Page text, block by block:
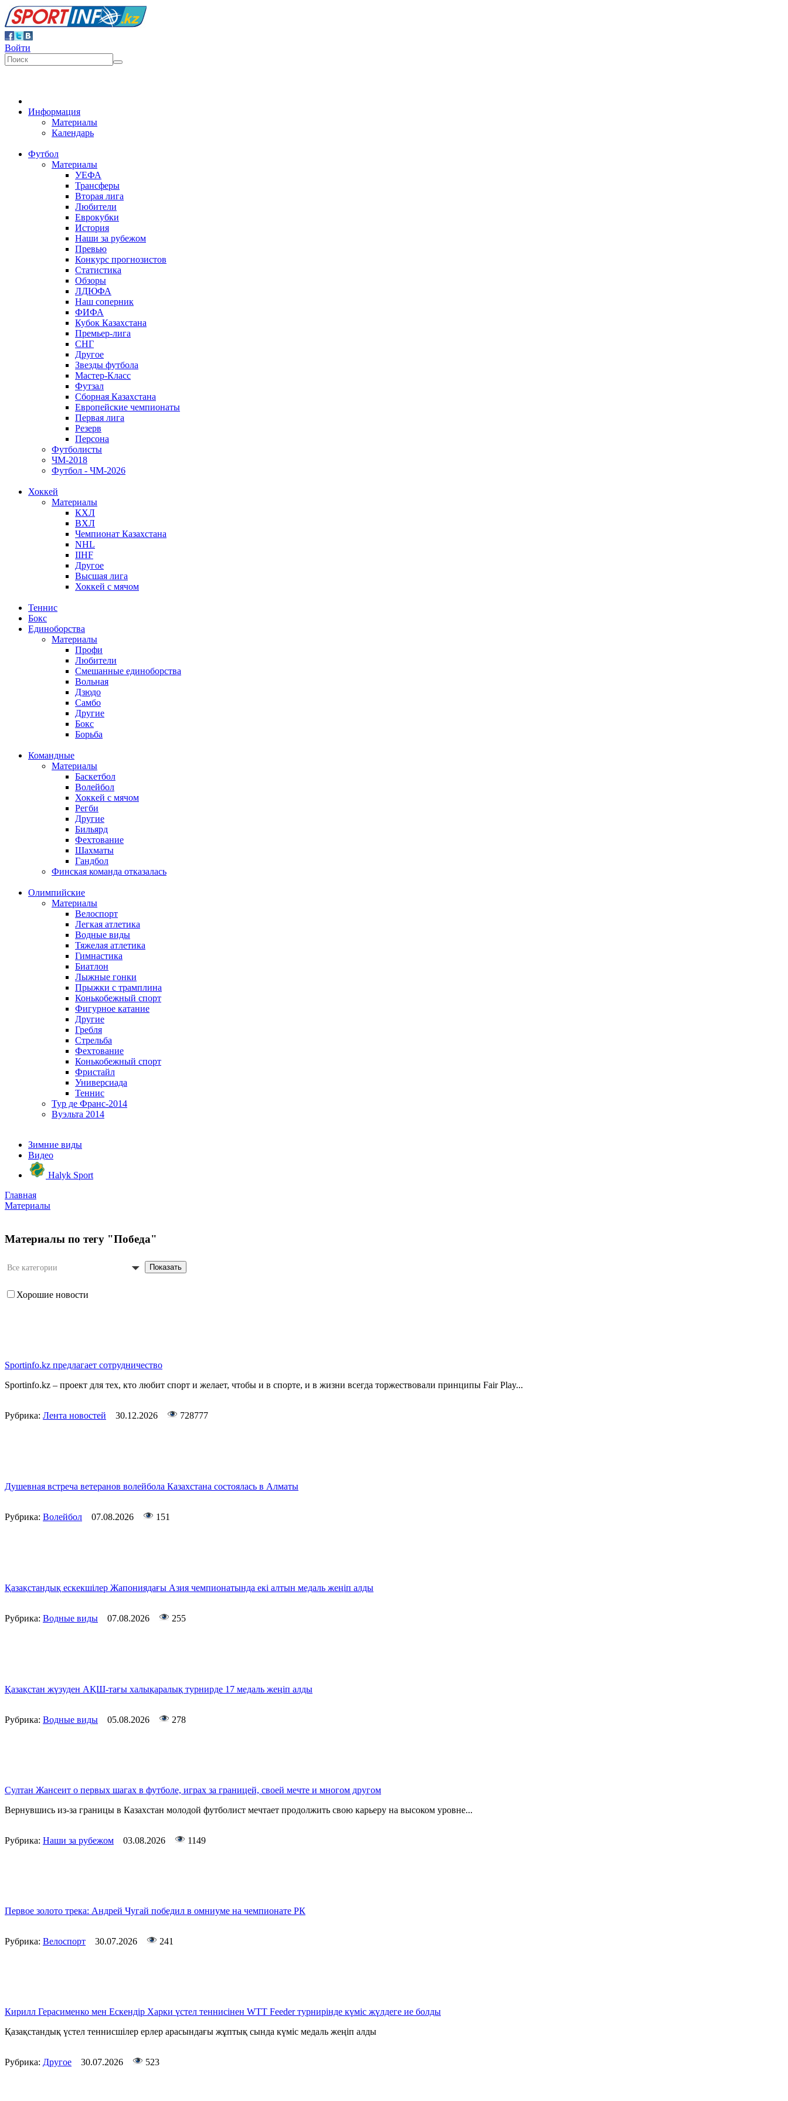
Войти
Информация
Материалы
Календарь
Футбол
Материалы
УЕФА
Трансферы
Вторая лига
Любители
Еврокубки
История
Наши за рубежом
Превью
Конкурс прогнозистов
Статистика
Обзоры
ЛДЮФА
Наш соперник
ФИФА
Кубок Казахстана
Премьер-лига
СНГ
Другое
Звезды футбола
Мастер-Класс
Футзал
Сборная Казахстана
Европейские чемпионаты
Первая лига
Резерв
Персона
Футболисты
ЧМ-2018
Футбол - ЧМ-2026
Хоккей
Материалы
КХЛ
ВХЛ
Чемпионат Казахстана
NHL
IIHF
Другое
Высшая лига
Хоккей с мячом
Теннис
Бокс
Единоборства
Материалы
Профи
Любители
Смешанные единоборства
Вольная
Дзюдо
Самбо
Другие
Бокс
Борьба
Командные
Материалы
Баскетбол
Волейбол
Хоккей с мячом
Регби
Другие
Бильярд
Фехтование
Шахматы
Гандбол
Финская команда отказалась
Олимпийские
Материалы
Велоспорт
Легкая атлетика
Водные виды
Тяжелая атлетика
Гимнастика
Биатлон
Лыжные гонки
Прыжки с трамплина
Конькобежный спорт
Фигурное катание
Другие
Гребля
Стрельба
Фехтование
Конькобежный спорт
Фристайл
Универсиада
Теннис
Тур де Франс-2014
Вуэльта 2014
Зимние виды
Видео
Halyk Sport
Главная
Материалы
Материалы по тегу "Победа"
Все категории Показать
Хорошие новости
Sportinfo.kz предлагает сотрудничество
Sportinfo.kz – проект для тех, кто любит спорт и желает, чтобы и в спорте, и в жизни всегда торжествовали принципы Fair Play...
Рубрика: Лента новостей 30.12.2026 728777
Душевная встреча ветеранов волейбола Казахстана состоялась в Алматы
Рубрика: Волейбол 07.08.2026 151
Қазақстандық ескекшілер Жапониядағы Азия чемпионатында екі алтын медаль жеңіп алды
Рубрика: Водные виды 07.08.2026 255
Қазақстан жүзуден АҚШ-тағы халықаралық турнирде 17 медаль жеңіп алды
Рубрика: Водные виды 05.08.2026 278
Султан Жансеит о первых шагах в футболе, играх за границей, своей мечте и многом другом
Вернувшись из-за границы в Казахстан молодой футболист мечтает продолжить свою карьеру на высоком уровне...
Рубрика: Наши за рубежом 03.08.2026 1149
Первое золото трека: Андрей Чугай победил в омниуме на чемпионате РК
Рубрика: Велоспорт 30.07.2026 241
Кирилл Герасименко мен Ескендір Харки үстел теннисінен WTT Feeder турнирінде күміс жүлдеге ие болды
Қазақстандық үстел теннисшілер ерлер арасындағы жұптық сында күміс медаль жеңіп алды
Рубрика: Другое 30.07.2026 523